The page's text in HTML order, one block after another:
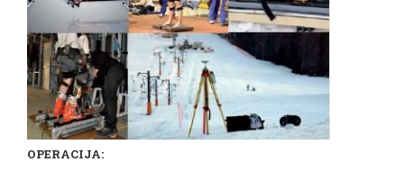
OPERACIJA: